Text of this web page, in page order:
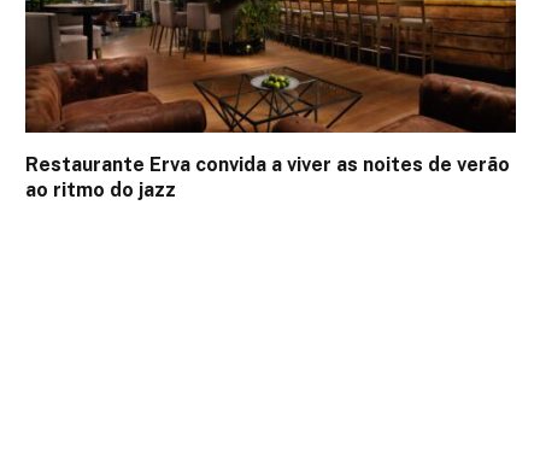
Restaurante Erva convida a viver as noites de verão
ao ritmo do jazz